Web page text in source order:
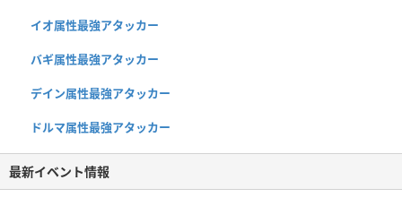
イオ属性最強アタッカー
バギ属性最強アタッカー
デイン属性最強アタッカー
ドルマ属性最強アタッカー
最新イベント情報